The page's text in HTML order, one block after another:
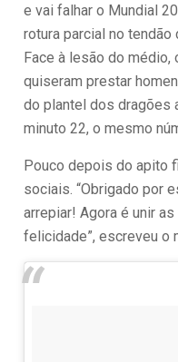
e vai falhar o Mundial
rotura parcial no
Face à lesão do
quiseram prestar
do plantel dos dragões
minuto 22, o mesmo
Pouco depois do apito
sociais. “Obrigado por
arrepiar! Agora é unir
felicidade”, escreveu o